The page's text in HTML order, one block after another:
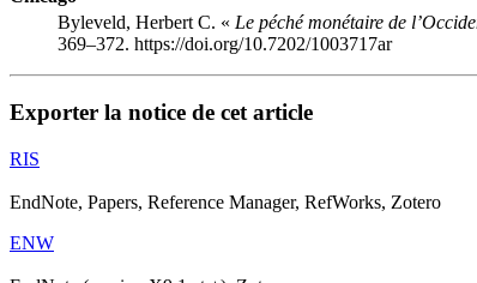
Byleveld, Herbert C. « Le péché monétaire de
369–372. https://doi.org/10.7202/1003717ar
Exporter la notice de cet article
RIS
EndNote, Papers, Reference Manager, RefWorks, Zotero
ENW